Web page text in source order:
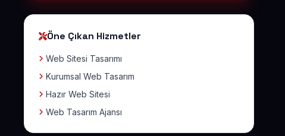
Öne Çıkan Hizmetler
Web Sitesi Tasarımı
Kurumsal Web Tasarım
Hazır Web Sitesi
Web Tasarım Ajansı